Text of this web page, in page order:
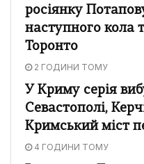
росіянку
наступного кола
Торонто
2 ГОДИНИ ТОМУ
У Криму серія
Севастополі,
Кримський міст
4 ГОДИНИ ТОМУ